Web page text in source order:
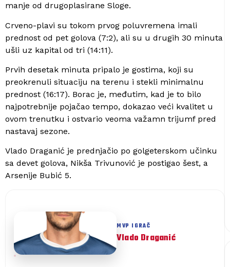
manje od drugoplasirane Sloge.
Crveno-plavi su tokom prvog poluvremena imali
prednost od pet golova (7:2), ali su u drugih 30 minuta
ušli uz kapital od tri (14:11).
Prvih desetak minuta pripalo je gostima, koji su
preokrenuli situaciju na terenu i stekli minimalnu
prednost (16:17). Borac je, međutim, kad je to bilo
najpotrebnije pojačao tempo, dokazao veći kvalitet u
ovom trenutku i ostvario veoma važamn trijumf pred
nastavaj sezone.
Vlado Draganić je prednjačio po golgeterskom učinku
sa devet golova, Nikša Trivunović je postigao šest, a
Arsenije Bubić 5.
Vlado Draganić